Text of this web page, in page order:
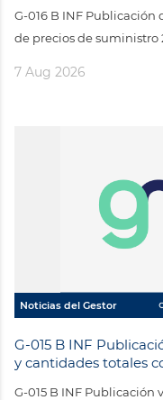
G-016 B INF Publicación
de precios de suministro
7 Aug 2026
Noticias del Gestor
G-015 B INF
y cantidades totales
G-015 B INF